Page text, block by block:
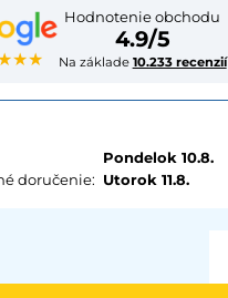
Hodnotenie obchodu
4.9/5
Na základe 10.233 recenzií
Pondelok 10.8.
doručenie: Utorok 11.8.